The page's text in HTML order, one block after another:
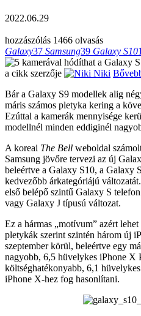
2022.06.29
hozzászólás 1466 olvasás
Galaxy37 Samsung39 Galaxy S10
a cikk szerzője Niki
Bár a Galaxy S9 modellek alig
máris számos pletyka kering a
Ezúttal a kamerák mennyisége
modellnél minden eddiginél
A koreai The Bell weboldal
Samsung jövőre tervezi az új
beleértve a Galaxy S10, a Galaxy
kedvezőbb árkategóriájú
első belépő szintű Galaxy S
vagy Galaxy J típusú változat.
Ez a hármas „motívum” azért
pletykák szerint szintén három új
szeptember körül, beleértve egy
nagyobb, 6,5 hüvelykes iPhone X
költséghatékonyabb, 6,1
iPhone X-hez fog hasonlítani.